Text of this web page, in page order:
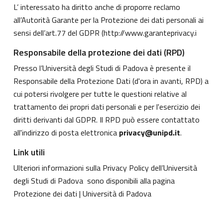
L’ interessato ha diritto anche di proporre reclamo
all’Autorità Garante per la Protezione dei dati personali ai
sensi dell’art.77 del GDPR (http://www.garanteprivacy.i
Responsabile della protezione dei dati (RPD)
Presso l’Università degli Studi di Padova è presente il
Responsabile della Protezione Dati (d'ora in avanti, RPD) a
cui potersi rivolgere per tutte le questioni relative al
trattamento dei propri dati personali e per l'esercizio dei
diritti derivanti dal GDPR. Il RPD può essere contattato
all'indirizzo di posta elettronica privacy@unipd.it.
Link utili
Ulteriori informazioni sulla Privacy Policy dell’Università
degli Studi di Padova sono disponibili alla pagina
Protezione dei dati | Università di Padova